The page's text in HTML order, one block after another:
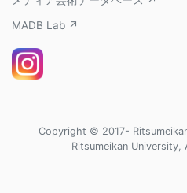
MADB Lab ↗
Copyright © 2017-
Ritsumeikan University,